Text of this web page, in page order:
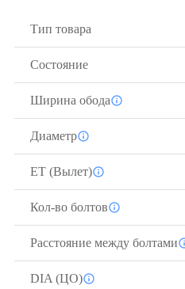
Тип товара
Состояние
Ширина обода
Диаметр
ЕТ (Вылет)
Кол-во болтов
Расстояние между болтами
DIA (ЦО)